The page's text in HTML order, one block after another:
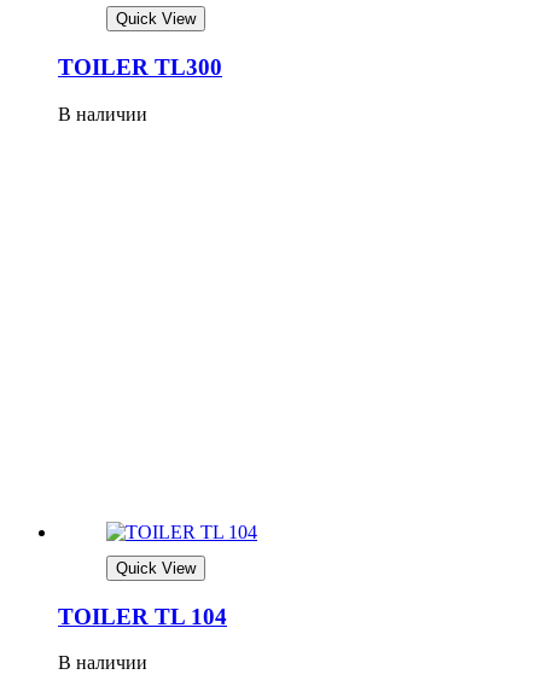
Quick View
TOILER TL300
В наличии
Quick View
TOILER TL 104
В наличии